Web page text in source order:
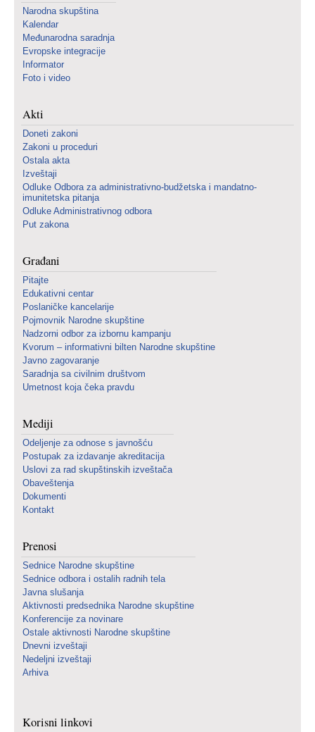
Narodna skupština
Kalendar
Međunarodna saradnja
Evropske integracije
Informator
Foto i video
Akti
Doneti zakoni
Zakoni u proceduri
Ostala akta
Izveštaji
Odluke Odbora za administrativno-budžetska i mandatno-
imunitetska pitanja
Odluke Administrativnog odbora
Put zakona
Građani
Pitajte
Edukativni centar
Poslaničke kancelarije
Pojmovnik Narodne skupštine
Nadzorni odbor za izbornu kampanju
Kvorum – informativni bilten Narodne skupštine
Javno zagovaranje
Saradnja sa civilnim društvom
Umetnost koja čeka pravdu
Mediji
Odeljenje za odnose s javnošću
Postupak za izdavanje akreditacija
Uslovi za rad skupštinskih izveštača
Obaveštenja
Dokumenti
Kontakt
Prenosi
Sednice Narodne skupštine
Sednice odbora i ostalih radnih tela
Javna slušanja
Aktivnosti predsednika Narodne skupštine
Konferencije za novinare
Ostale aktivnosti Narodne skupštine
Dnevni izveštaji
Nedeljni izveštaji
Arhiva
Korisni linkovi